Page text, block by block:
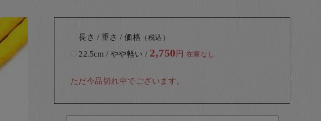
長さ / 重さ / 価格 （税込）
22.5cm / やや軽い / 2,750 円 在庫なし
ただ今品切れ中でございます。